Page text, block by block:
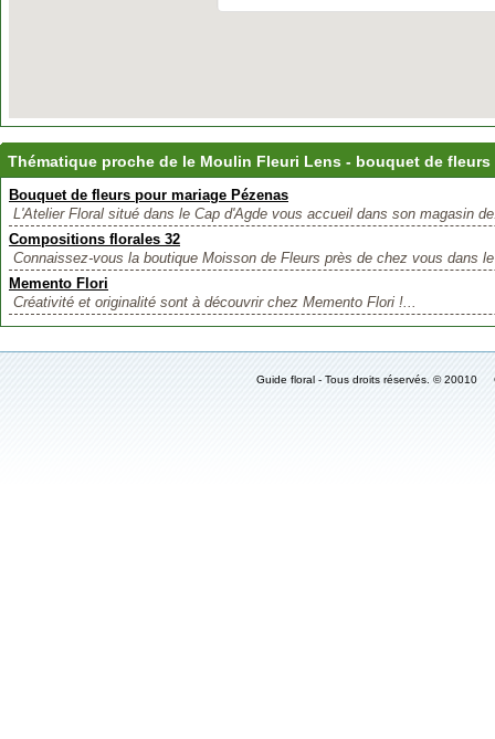
Thématique proche de le Moulin Fleuri Lens - bouquet de fleurs
Bouquet de fleurs pour mariage Pézenas
L'Atelier Floral situé dans le Cap d'Agde vous accueil dans son magasin
Compositions florales 32
Connaissez-vous la boutique Moisson de Fleurs près de chez vous dans
Memento Flori
Créativité et originalité sont à découvrir chez Memento Flori !...
Guide floral - Tous droits réservés. ©